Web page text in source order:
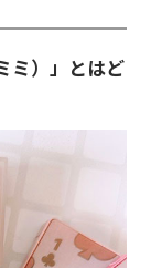
ミ）」とはど